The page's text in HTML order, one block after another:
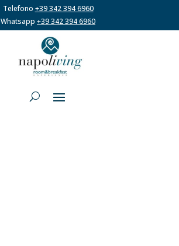
Telefono +39 342 394 6960
Whatsapp +39 342 394 6960